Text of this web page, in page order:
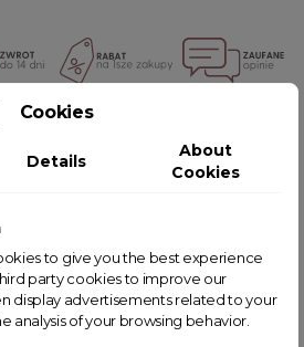
ALSO LIKE
Cookies
Details
About
Cookies
to give you the best experience
party cookies to improve our
display advertisements related to your
analysis of your browsing behavior.